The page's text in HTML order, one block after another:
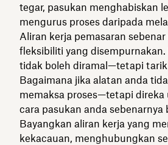
tegar, pasukan menghabiskan
mengurus proses daripada
Aliran kerja pemasaran
fleksibiliti yang
tidak boleh diramal—tetapi
Bagaimana jika alatan anda
memaksa proses—tetapi
cara pasukan anda sebenarnya
Bayangkan aliran kerja yang
kekacauan, menghubungkan